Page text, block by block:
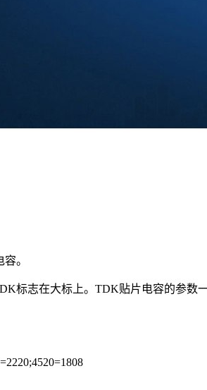
。
志在大标上。TDK贴片电容的参数